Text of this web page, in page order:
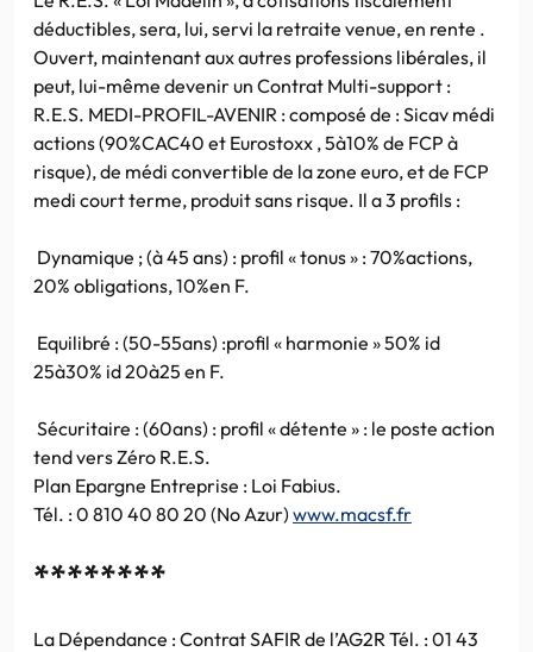
déductibles, sera, lui, servi la retraite venue, en rente .
Ouvert, maintenant aux autres professions libérales, il
peut, lui-même devenir un Contrat Multi-support :
R.E.S. MEDI-PROFIL-AVENIR : composé de : Sicav médi
actions (90%CAC40 et Eurostoxx , 5à10% de FCP à
risque), de médi convertible de la zone euro, et de FCP
medi court terme, produit sans risque. Il a 3 profils :
Dynamique ; (à 45 ans) : profil « tonus » : 70%actions,
20% obligations, 10%en F.
Equilibré : (50-55ans) :profil « harmonie » 50% id
25à30% id 20à25 en F.
Sécuritaire : (60ans) : profil « détente » : le poste action
tend vers Zéro R.E.S.
Plan Epargne Entreprise : Loi Fabius.
Tél. : 0 810 40 80 20 (No Azur) www.macsf.fr
********
La Dépendance : Contrat SAFIR de l’AG2R Tél. : 01 43